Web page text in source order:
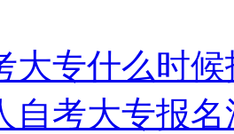
大专什么时
自考大专报